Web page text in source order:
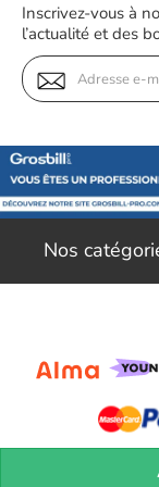
Inscrivez-vous à
l’actualité et des
Nos
Conditions générales de
Vos